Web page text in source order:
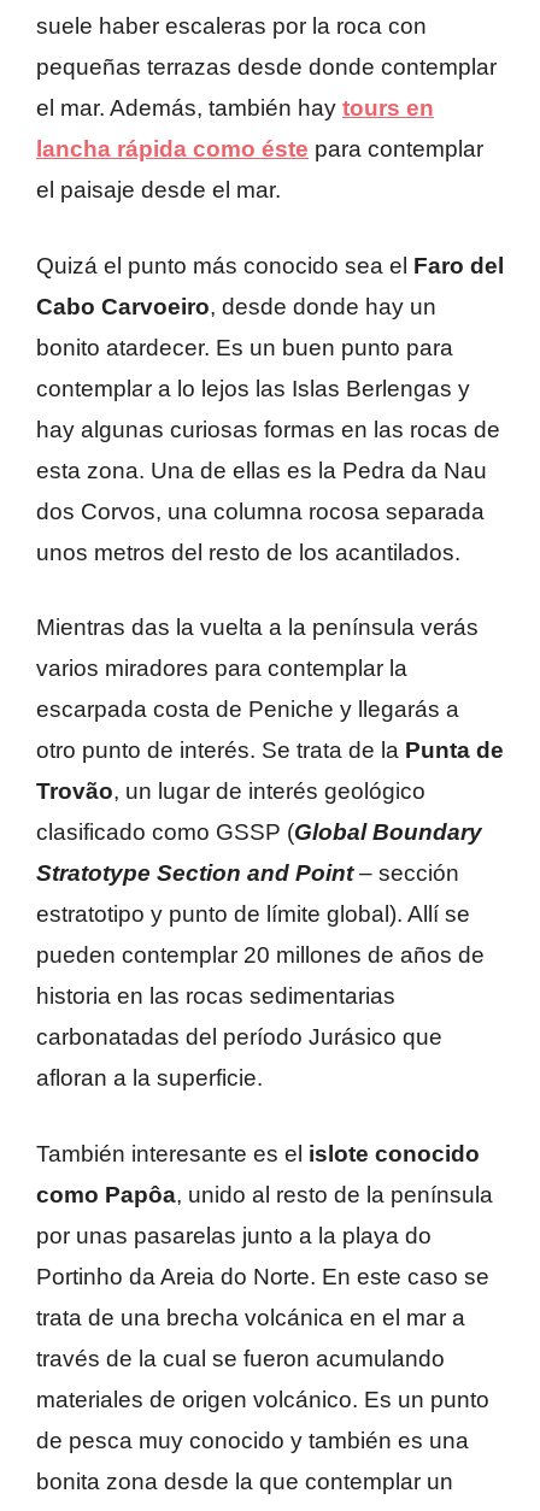
suele haber escaleras por la roca con
pequeñas terrazas desde donde contemplar
el mar. Además, también hay tours en
lancha rápida como éste para contemplar
el paisaje desde el mar.
Quizá el punto más conocido sea el Faro del
Cabo Carvoeiro, desde donde hay un
bonito atardecer. Es un buen punto para
contemplar a lo lejos las Islas Berlengas y
hay algunas curiosas formas en las rocas de
esta zona. Una de ellas es la Pedra da Nau
dos Corvos, una columna rocosa separada
unos metros del resto de los acantilados.
Mientras das la vuelta a la península verás
varios miradores para contemplar la
escarpada costa de Peniche y llegarás a
otro punto de interés. Se trata de la Punta de
Trovão, un lugar de interés geológico
clasificado como GSSP (Global Boundary
Stratotype Section and Point– sección
estratotipo y punto de límite global). Allí se
pueden contemplar 20 millones de años de
historia en las rocas sedimentarias
carbonatadas del período Jurásico que
afloran a la superficie.
También interesante es el islote conocido
como Papôa, unido al resto de la península
por unas pasarelas junto a la playa do
Portinho da Areia do Norte. En este caso se
trata de una brecha volcánica en el mar a
través de la cual se fueron acumulando
materiales de origen volcánico. Es un punto
de pesca muy conocido y también es una
bonita zona desde la que contemplar un